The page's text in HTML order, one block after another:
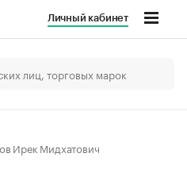
Личный кабинет
Ирек Мидхатович